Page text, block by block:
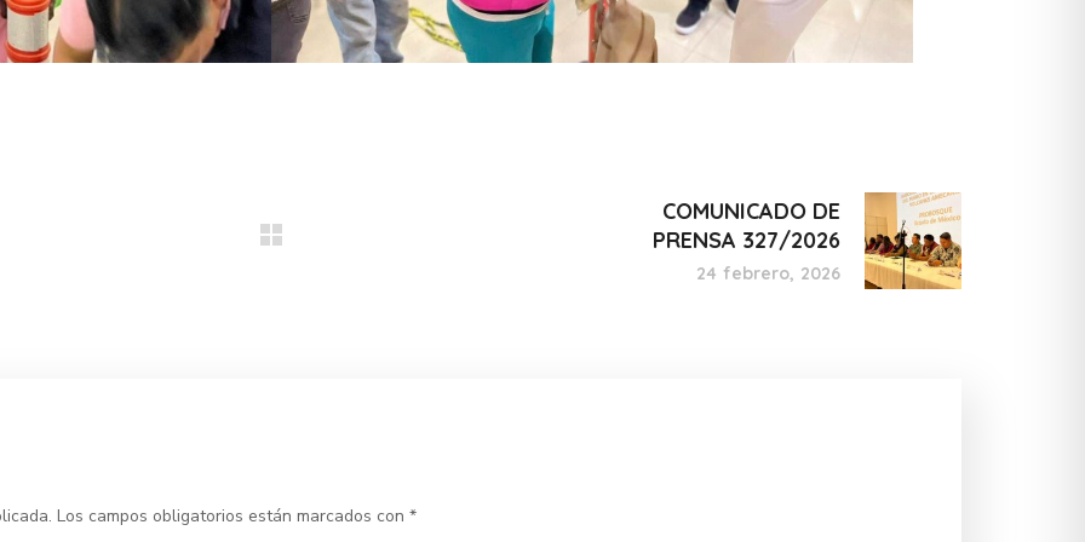
COMUNICADO DE
PRENSA 327/2026
24 febrero, 2026
Los campos obligatorios están marcados con *